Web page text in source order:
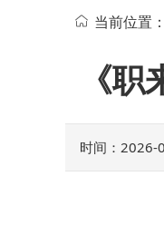
详解 销量成绩亮眼当前位置：
《
时间：2026-